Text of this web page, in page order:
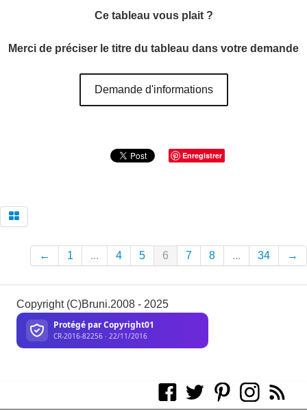
Ce tableau vous plait ?
Merci de préciser le titre du tableau dans votre demande
Demande d'informations
Enregistrer
← 1 ... 4 5 6 7 8 ... 34 →
Copyright (C)Bruni.2008 - 2025